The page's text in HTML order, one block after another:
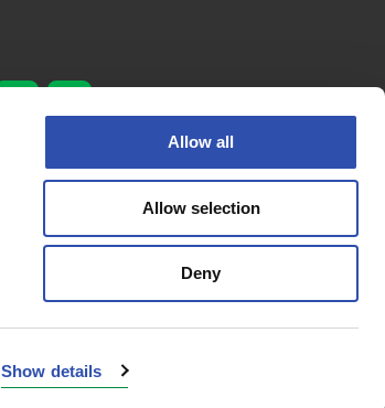
Show details
Allow all
Allow selection
Deny
Dataskyddsprinciper
Information om cookies
Tillgänglighetsutlåtande
© 2026 VR Group